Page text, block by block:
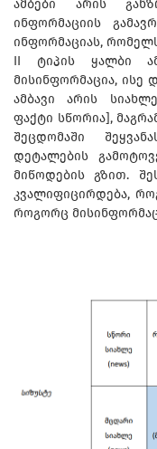
ამბები არის
ინფორმაციის
ინფორმაციას,
II ტიპის ყალბი
მისინფორმაცია, ისე
ამბავი არის
ფაქტი სწორია],
შეცდომაში
დეტალების
მიწოდების გზით.
კვალიფიცირდება,
როგორც